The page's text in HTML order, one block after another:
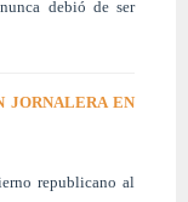
debió de ser
JORNALERA EN
republicano al